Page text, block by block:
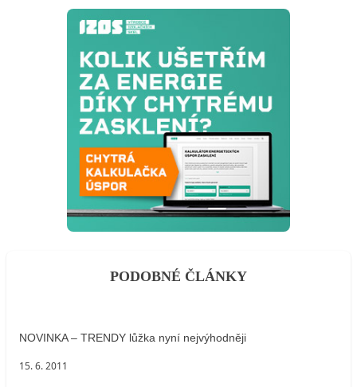
PODOBNÉ ČLÁNKY
NOVINKA – TRENDY lůžka nyní nejvýhodněji
15. 6. 2011